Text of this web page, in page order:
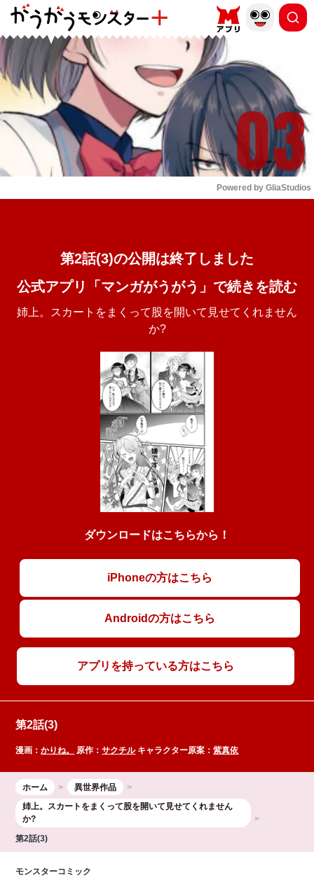
もっと読む
Powered by GliaStudios
第2話(3)の公開は終了しました
公式アプリ「マンガがうがう」で続きを読む
姉上。スカートをまくって股を開いて見せてくれません
か?
ダウンロードはこちらから！
iPhoneの方はこちら
Androidの方はこちら
アプリを持っている方はこちら
第2話(3)
漫画：かりね。 原作：サクチルキャラクター原案：紫真依
ホーム
異世界作品
姉上。スカートをまくって股を開いて見せてくれません
か?
第2話(3)
モンスターコミック